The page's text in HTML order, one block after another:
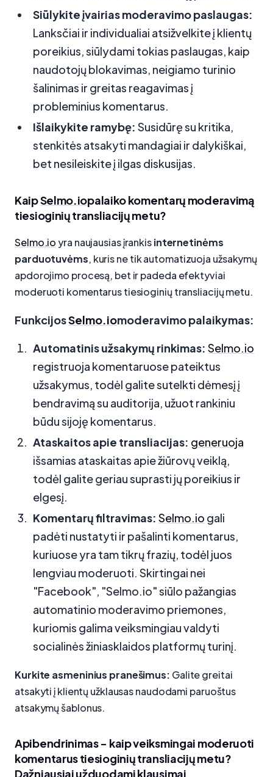
Siūlykite įvairias moderavimo paslaugas:
Lanksčiai ir individualiai atsižvelkite į klientų
poreikius, siūlydami tokias paslaugas, kaip
naudotojų blokavimas, neigiamo turinio
šalinimas ir greitas reagavimas į
probleminius komentarus.
Išlaikykite ramybę: Susidūrę su kritika,
stenkitės atsakyti mandagiai ir dalykiškai,
bet nesileiskite į ilgas diskusijas.
KaipSelmo.iopalaiko komentarų moderavimą
tiesioginių transliacijų metu?
Selmo.ioyra naujausias įrankisinternetinėms
parduotuvėms, kuris ne tik automatizuoja užsakymų
apdorojimo procesą, bet ir padeda efektyviai
moderuoti komentarus tiesioginių transliacijų metu.
FunkcijosSelmo.iomoderavimo palaikymas:
Automatinis užsakymų rinkimas: Selmo.io
registruoja komentaruose pateiktus
užsakymus, todėl galite sutelkti dėmesį į
bendravimą su auditorija, užuot rankiniu
būdu sijoję komentarus.
Ataskaitos apie transliacijas: generuoja
išsamias ataskaitas apie žiūrovų veiklą,
todėl galite geriau suprasti jų poreikius ir
elgesį.
Komentarų filtravimas: Selmo.io gali
padėti nustatyti ir pašalinti komentarus,
kuriuose yra tam tikrų frazių, todėl juos
lengviau moderuoti. Skirtingai nei
"Facebook", "Selmo.io" siūlo pažangias
automatinio moderavimo priemones,
kuriomis galima veiksmingiau valdyti
socialinės žiniasklaidos platformų turinį.
Kurkite asmeninius pranešimus: Galite greitai
atsakyti į klientų užklausas naudodami paruoštus
atsakymų šablonus.
Apibendrinimas - kaip veiksmingai moderuoti
komentarus tiesioginių transliacijų metu?
Dažniausiai užduodami klausimai